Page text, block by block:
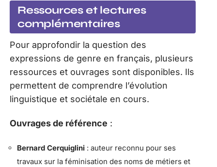
Ressources et lectures
complémentaires
Pour approfondir la question des
expressions de genre en français, plusieurs
ressources et ouvrages sont disponibles. Ils
permettent de comprendre l’évolution
linguistique et sociétale en cours.
Ouvrages de référence :
Bernard Cerquiglini : auteur reconnu pour ses
travaux sur la féminisation des noms de métiers et